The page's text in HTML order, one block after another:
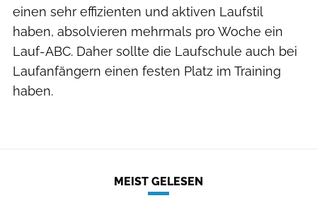
einen sehr effizienten und aktiven Laufstil
haben, absolvieren mehrmals pro Woche ein
Lauf-ABC. Daher sollte die Laufschule auch bei
Laufanfängern einen festen Platz im Training
haben.
MEIST GELESEN